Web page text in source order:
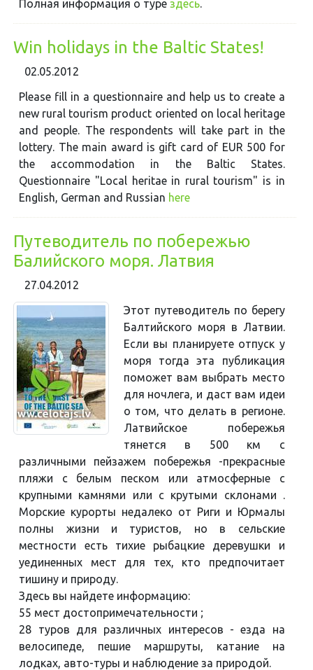
Полная информация о турездесь.
Win holidays in the Baltic States!
02.05.2012
Please fill in a questionnaire and help us to create a
new rural tourism product oriented on local heritage
and people. The respondents will take part in the
lottery. The main award is gift card of EUR 500 for
the accommodation in the Baltic States.
Questionnaire "Local heritae in rural tourism" is in
English, German and Russian here
Путеводитель по побережью
Балийского моря. Латвия
27.04.2012
Этот путеводитель по берегу
Балтийского моря в Латвии.
Если вы планируете отпуск у
моря тогда эта публикация
поможет вам выбрать место
для ночлега, и даст вам идеи
о том, что делать в регионе.
Латвийское побережья
тянется в 500 км с
различными пейзажем побережья -прекрасныe
пляжи с белым песком или атмосферныe с
крупными камнями или с крутыми склонами .
Морские курорты недалеко от Риги и Юрмалы
полны жизни и туристов, но в сельскиe
местности есть тихие рыбацкие деревушки и
уединенных мест для тех, кто предпочитает
тишину и природу.
Здесь вы найдете информацию:
55 мест достопримечательности ;
28 туров для различных интересов - езда на
велосипеде, пешие маршруты, катание на
лодках, авто-туры и наблюдение за природой.